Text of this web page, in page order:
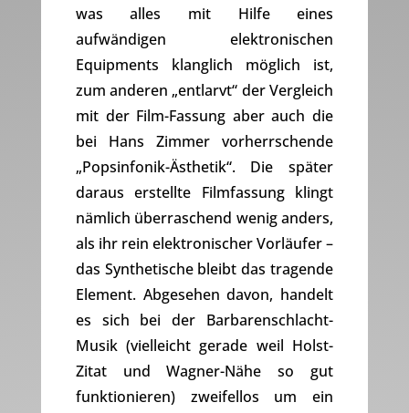
was alles mit Hilfe eines
aufwändigen elektronischen
Equipments klanglich möglich ist,
zum anderen „entlarvt“ der Vergleich
mit der Film-Fassung aber auch die
bei Hans Zimmer vorherrschende
„Popsinfonik-Ästhetik“. Die später
daraus erstellte Filmfassung klingt
nämlich überraschend wenig anders,
als ihr rein elektronischer Vorläufer –
das Synthetische bleibt das tragende
Element. Abgesehen davon, handelt
es sich bei der Barbarenschlacht-
Musik (vielleicht gerade weil Holst-
Zitat und Wagner-Nähe so gut
funktionieren) zweifellos um ein